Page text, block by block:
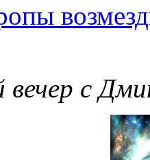
вечер с